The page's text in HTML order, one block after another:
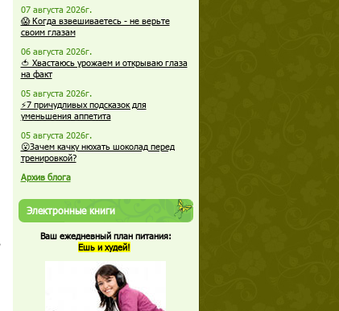
07 августа 2026г.
😱 Когда взвешиваетесь - не верьте
своим глазам
06 августа 2026г.
🍅 Хвастаюсь урожаем и открываю глаза
на факт
05 августа 2026г.
⚡7 причудливых подсказок для
уменьшения аппетита
05 августа 2026г.
😮Зачем качку нюхать шоколад перед
тренировкой?
Архив блога
Электронные книги
Ваш ежедневный план питания:
Ешь и худей!